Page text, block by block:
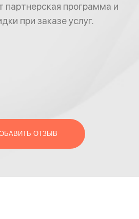
партнерская программа и
при заказе услуг.
ОТЗЫВ